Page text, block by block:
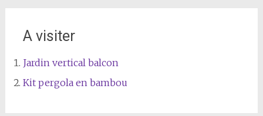
A visiter
Jardin vertical balcon
Kit pergola en bambou